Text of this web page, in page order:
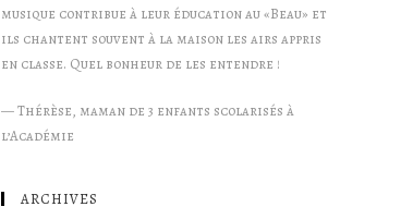
musique contribue à leur éducation au «Beau» et
ils chantent souvent à la maison les airs appris
en classe. Quel bonheur de les entendre !
—Thérèse, maman de 3 enfants scolarisés à
l’Académie
ARCHIVES